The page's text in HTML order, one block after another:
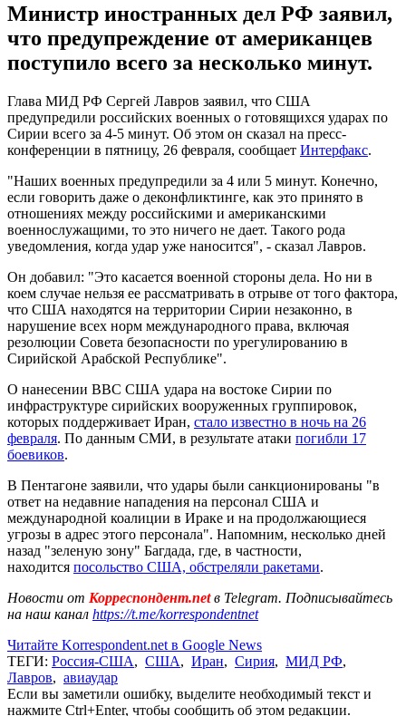
Министр иностранных дел РФ заявил,
что предупреждение от американцев
поступило всего за несколько минут.
Глава МИД РФ Сергей Лавров заявил, что США
предупредили российских военных о готовящихся ударах по
Сирии всего за 4-5 минут. Об этом он сказал на пресс-
конференции в пятницу, 26 февраля, сообщает Интерфакс.
"Наших военных предупредили за 4 или 5 минут. Конечно,
если говорить даже о деконфликтинге, как это принято в
отношениях между российскими и американскими
военнослужащими, то это ничего не дает. Такого рода
уведомления, когда удар уже наносится", - сказал Лавров.
Он добавил: "Это касается военной стороны дела. Но ни в
коем случае нельзя ее рассматривать в отрыве от того фактора,
что США находятся на территории Сирии незаконно, в
нарушение всех норм международного права, включая
резолюции Совета безопасности по урегулированию в
Сирийской Арабской Республике".
О нанесении ВВС США удара на востоке Сирии по
инфраструктуре сирийских вооруженных группировок,
которых поддерживает Иран, стало известно в ночь на 26
февраля. По данным СМИ, в результате атаки погибли 17
боевиков.
В Пентагоне заявили, что удары были санкционированы "в
ответ на недавние нападения на персонал США и
международной коалиции в Ираке и на продолжающиеся
угрозы в адрес этого персонала". Напомним, несколько дней
назад "зеленую зону" Багдада, где, в частности,
находится посольство США, обстреляли ракетами.
Новости от Корреспондент.netв Telegram. Подписывайтесь
на наш канал https://t.me/korrespondentnet
Читайте Korrespondent.net в Google News
ТЕГИ: Россия-США, США, Иран, Сирия, МИД РФ,
Лавров, авиаудар
Если вы заметили ошибку, выделите необходимый текст и
нажмите Ctrl+Enter, чтобы сообщить об этом редакции.